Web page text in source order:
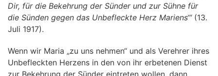
Dir, für die Bekehrung der Sünder und zur Sühne für
die Sünden gegen das Unbefleckte Herz Mariens‘“(13.
Juli 1917).
Wenn wir Maria „zu uns nehmen“ und als Verehrer ihres
Unbefleckten Herzens in den von ihr erbetenen Dienst
zur Bekehrung der Sünder eintreten wollen, dann